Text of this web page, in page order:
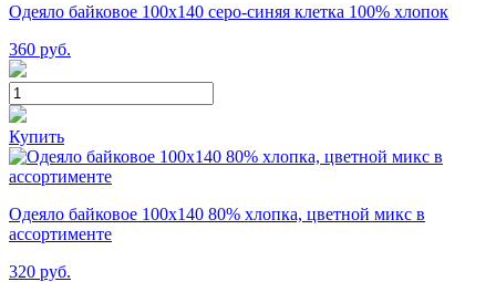
Одеяло байковое 100х140 серо-синяя клетка 100% хлопок
360 руб.
Купить
Одеяло байковое 100х140 80% хлопка, цветной микс в
ассортименте
320 руб.